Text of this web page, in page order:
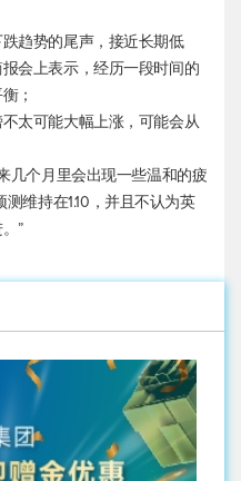
趋势的尾声，接近长期低
会上表示，经历一段时间的
；
太可能大幅上涨，可能会从
几个月里会出现一些温和的疲
维持在1.10，并且不认为英
”